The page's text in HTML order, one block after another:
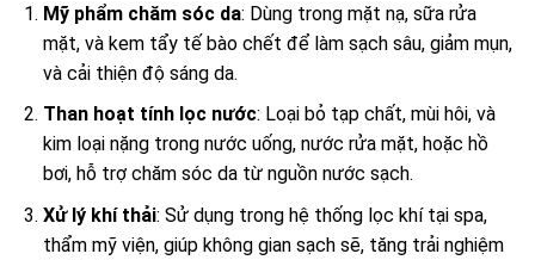
Mỹ phẩm chăm sóc da: Dùng trong mặt nạ, sữa rửa
mặt, và kem tẩy tế bào chết để làm sạch sâu, giảm mụn,
và cải thiện độ sáng da.
Than hoạt tính lọc nước: Loại bỏ tạp chất, mùi hôi, và
kim loại nặng trong nước uống, nước rửa mặt, hoặc hồ
bơi, hỗ trợ chăm sóc da từ nguồn nước sạch.
Xử lý khí thải: Sử dụng trong hệ thống lọc khí tại spa,
thẩm mỹ viện, giúp không gian sạch sẽ, tăng trải nghiệm